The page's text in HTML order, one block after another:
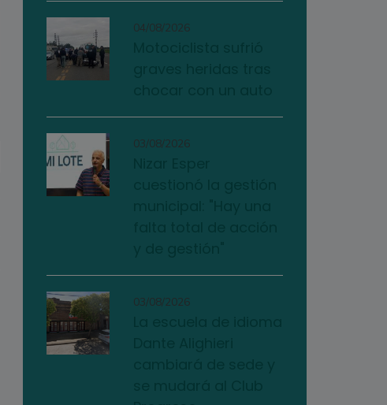
04/08/2026
03/08/2026
03/08/2026